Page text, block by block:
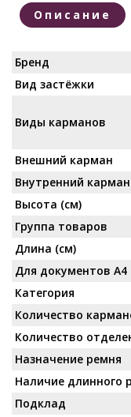
Описание
Бренд
Вид застёжки
Виды карманов
Внешний карман
Внутренний карман
Высота (см)
Группа товаров
Длина (см)
Для документов А4
Категория
Количество
Количество
Назначение ремня
Наличие длинного
Подклад